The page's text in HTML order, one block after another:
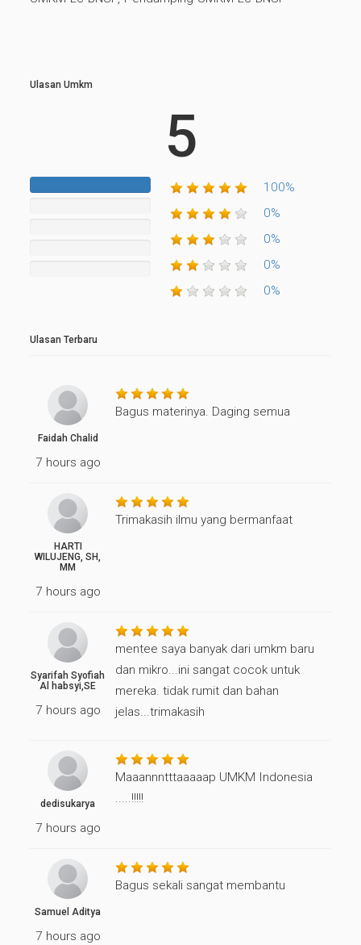
Ulasan Umkm
5
Complete
Complete
Complete
Complete
100%
0%
0%
0%
0%
Ulasan Terbaru
Faidah Chalid
7 hours ago
Bagus materinya. Daging semua
HARTI
WILUJENG, SH,
MM
7 hours ago
Trimakasih ilmu yang bermanfaat
Syarifah Syofiah
Al habsyi,SE
7 hours ago
mentee saya banyak dari umkm baru
dan mikro...ini sangat cocok untuk
mereka. tidak rumit dan bahan
jelas...trimakasih
dedisukarya
7 hours ago
Maaannntttaaaaap UMKM Indonesia
.....!!!!!
Samuel Aditya
7 hours ago
Bagus sekali sangat membantu